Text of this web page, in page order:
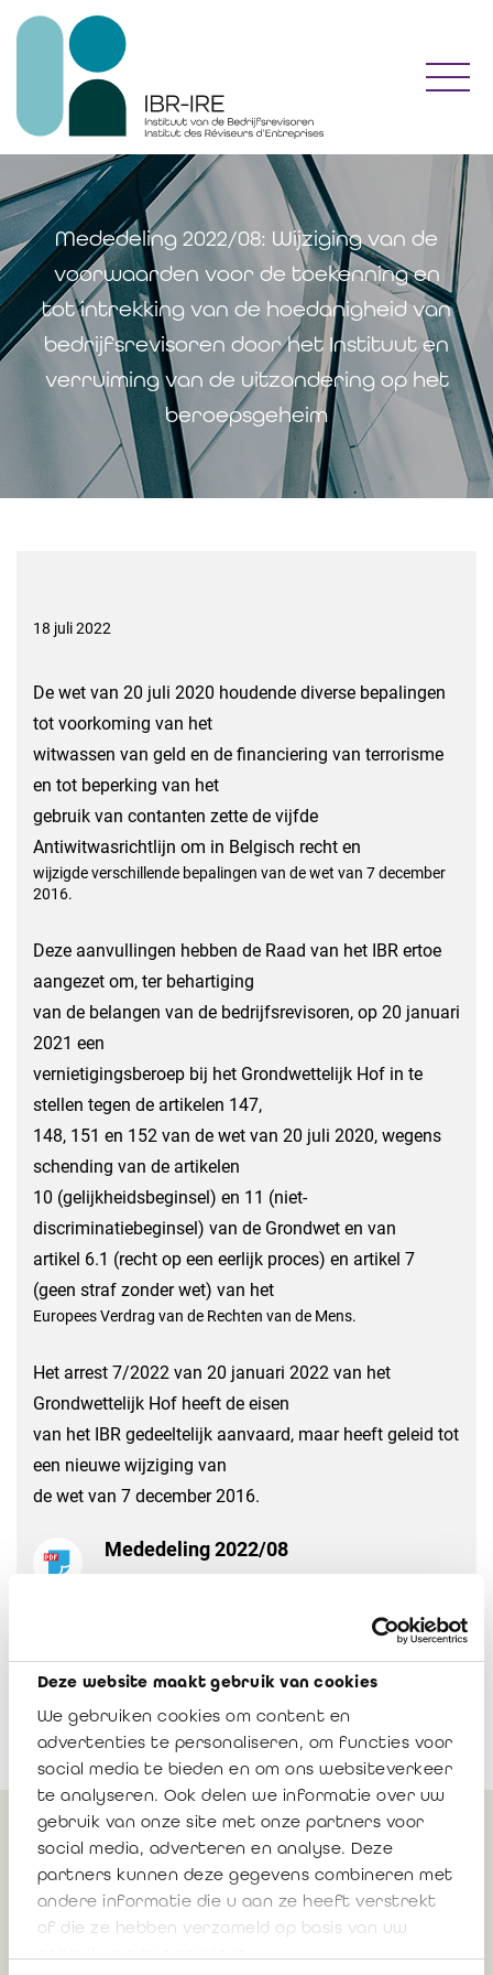
Deze website maakt gebruik van cookies
We gebruiken cookies om content en
advertenties te personaliseren, om functies voor
social media te bieden en om ons websiteverkeer
te analyseren. Ook delen we informatie over uw
gebruik van onze site met onze partners voor
social media, adverteren en analyse. Deze
partners kunnen deze gegevens combineren met
andere informatie die u aan ze heeft verstrekt
of die ze hebben verzameld op basis van uw
Mededeling 2022/08: Wijziging van de
voorwaarden voor de toekenning en
tot intrekking van de hoedanigheid van
bedrijfsrevisoren door het Instituut en
verruiming van de uitzondering op het
beroepsgeheim
18 juli 2022
De wet van 20 juli 2020 houdende diverse bepalingen
tot voorkoming van het
witwassen van geld en de financiering van terrorisme
en tot beperking van het
gebruik van contanten zette de vijfde
Antiwitwasrichtlijn om in Belgisch recht en
wijzigde verschillende bepalingen van de wet van 7 december
2016.
Deze aanvullingen hebben de Raad van het IBR ertoe
aangezet om, ter behartiging
van de belangen van de bedrijfsrevisoren, op 20 januari
2021 een
vernietigingsberoep bij het Grondwettelijk Hof in te
stellen tegen de artikelen 147,
148, 151 en 152 van de wet van 20 juli 2020, wegens
schending van de artikelen
10 (gelijkheidsbeginsel) en 11 (niet-
discriminatiebeginsel) van de Grondwet en van
artikel 6.1 (recht op een eerlijk proces) en artikel 7
(geen straf zonder wet) van het
Europees Verdrag van de Rechten van de Mens.
Het arrest 7/2022 van 20 januari 2022 van het
Grondwettelijk Hof heeft de eisen
van het IBR gedeeltelijk aanvaard, maar heeft geleid tot
een nieuwe wijziging van
de wet van 7 december 2016.
Mededeling 2022/08
Gerelateerd